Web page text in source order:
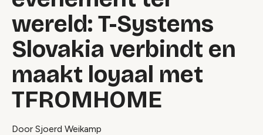
wereld: T-Systems
Slovakia verbindt en
maakt loyaal met
TFROMHOME
Door Sjoerd Weikamp